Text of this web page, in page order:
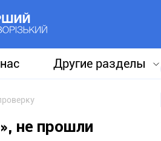
Другие разделы
не прошли